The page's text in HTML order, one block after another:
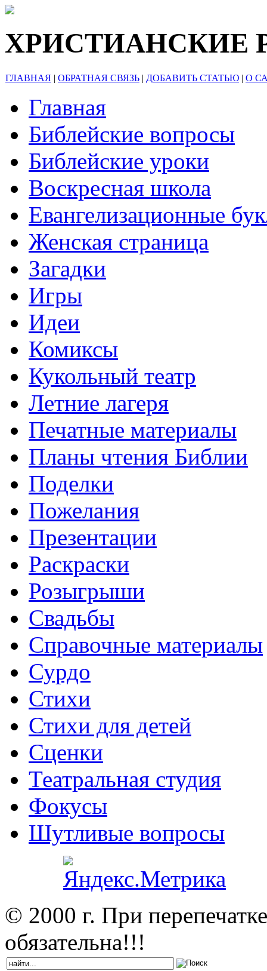
ХРИСТИАНСКИЕ
ГЛАВНАЯ | ОБРАТНАЯ СВЯЗЬ | ДОБАВИТЬ СТАТЬЮ | О
Главная
Библейские вопросы
Библейские уроки
Воскресная школа
Евангелизационные
Женская страница
Загадки
Игры
Идеи
Комиксы
Кукольный театр
Летние лагеря
Печатные материалы
Планы чтения Библии
Поделки
Пожелания
Презентации
Раскраски
Розыгрыши
Свадьбы
Справочные материалы
Сурдо
Стихи
Стихи для детей
Сценки
Театральная студия
Фокусы
Шутливые вопросы
© 2000 г. При
обязательна!!!